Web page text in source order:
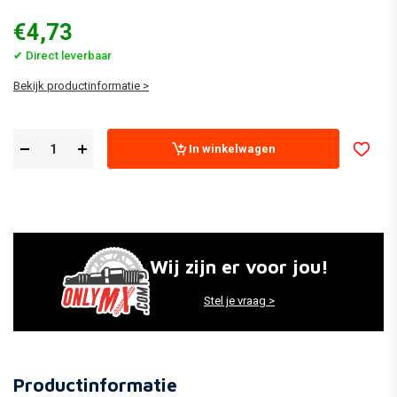
€4,73
✔ Direct leverbaar
Bekijk productinformatie >
In winkelwagen
Wij zijn er voor jou!
Stel je vraag >
Productinformatie